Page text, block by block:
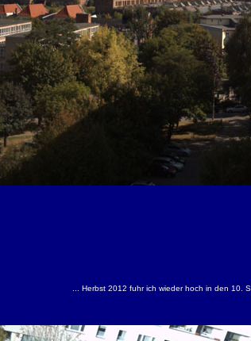
... Herbst 2012 fuhr ich wieder hoch in den 10.